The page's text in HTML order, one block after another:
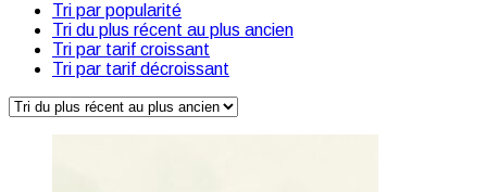
Tri par popularité
Tri du plus récent au plus ancien
Tri par tarif croissant
Tri par tarif décroissant